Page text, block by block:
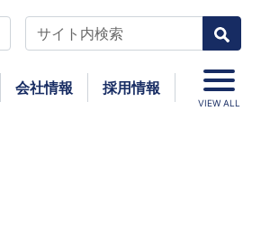
会社情報 採用情報
VIEW ALL